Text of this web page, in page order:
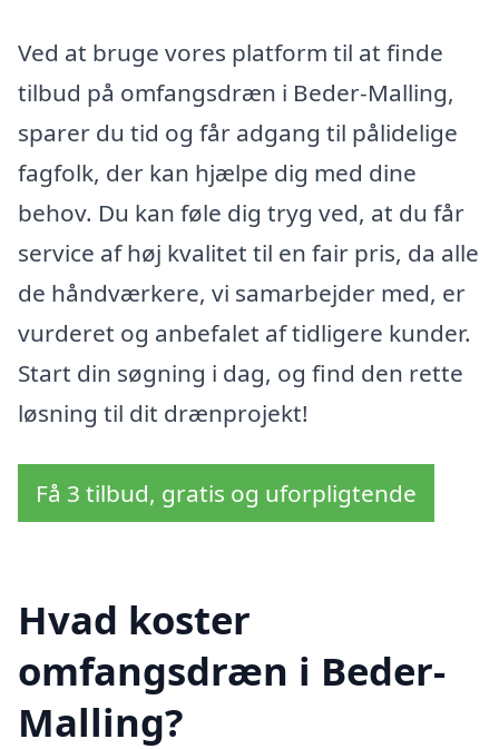
Ved at bruge vores platform til at finde
tilbud på omfangsdræn i Beder-Malling,
sparer du tid og får adgang til pålidelige
fagfolk, der kan hjælpe dig med dine
behov. Du kan føle dig tryg ved, at du får
service af høj kvalitet til en fair pris, da alle
de håndværkere, vi samarbejder med, er
vurderet og anbefalet af tidligere kunder.
Start din søgning i dag, og find den rette
løsning til dit drænprojekt!
Få 3 tilbud, gratis og uforpligtende
Hvad koster
omfangsdræn i Beder-
Malling?